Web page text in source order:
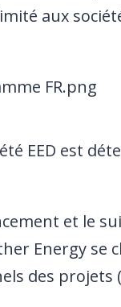
aux
EED est
et le
Energy se
des